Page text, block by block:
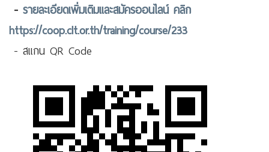
- รายละเอียดเพิ่มเติมและสมัครออนไลน์ คลิก
https://coop.clt.or.th/training/course/233
- สแกน QR Code